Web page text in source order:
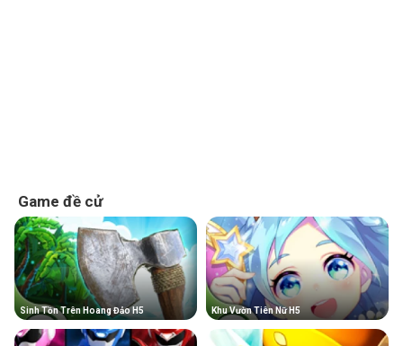
Game đề cử
Sinh Tồn Trên Hoang Đảo H5 Khu Vườn Tiên Nữ H5